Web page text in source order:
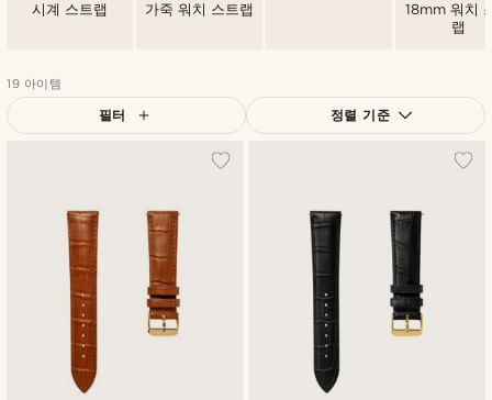
시계 스트랩 가죽 워치 스트랩
18mm 워치
랩
19 아이템
필터 정렬 기준
낮은가격순
높은가격순